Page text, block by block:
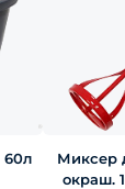
60л
Миксер
окраш.